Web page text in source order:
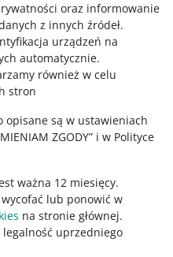
oraz informowanie
z innych źródeł.
urządzeń na
automatycznie.
również w celu
stron
opisane są w ustawieniach
ZGODY” i w Polityce
ważna 12 miesięcy.
lub ponowić w
na stronie głównej.
legalność uprzedniego
informacji lub zdjęć,
kliknij
Wpisz, jakich
i zatwierdź
zobaczycie Twoją
kroków obsługi
kupujący ma zwrócić
[bez odesłania] jeśli
wtedy, w jaki sposób
produktu.
wykonać w ciągu
reklamacji przez
sprawniej dostarczy